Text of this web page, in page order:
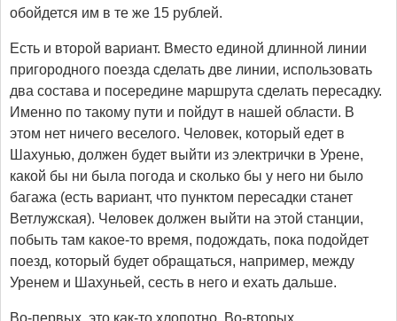
обойдется им в те же 15 рублей.
Есть и второй вариант. Вместо единой длинной линии
пригородного поезда сделать две линии, использовать
два состава и посередине маршрута сделать пересадку.
Именно по такому пути и пойдут в нашей области. В
этом нет ничего веселого. Человек, который едет в
Шахунью, должен будет выйти из электрички в Урене,
какой бы ни была погода и сколько бы у него ни было
багажа (есть вариант, что пунктом пересадки станет
Ветлужская). Человек должен выйти на этой станции,
побыть там какое-то время, подождать, пока подойдет
поезд, который будет обращаться, например, между
Уренем и Шахуньей, сесть в него и ехать дальше.
Во-первых, это как-то хлопотно. Во-вторых,